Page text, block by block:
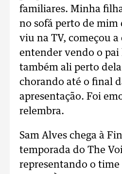
familiares. Minha
no sofá perto de mim
viu na TV, começou a
entender vendo o pai
também ali perto
chorando até o final
apresentação. Foi
relembra.
Sam Alves chega à
temporada do The
representando o time